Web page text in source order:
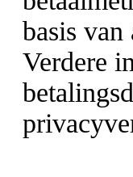
basis
Verdere